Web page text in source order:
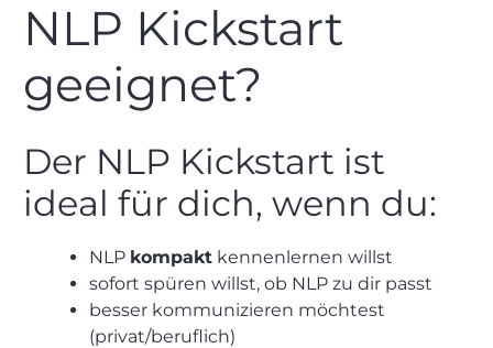
NLP Kickstart
geeignet?
Der NLP Kickstart ist
ideal für dich, wenn du:
NLP kompakt kennenlernen willst
sofort spüren willst, ob NLP zu dir passt
besser kommunizieren möchtest
(privat/beruflich)